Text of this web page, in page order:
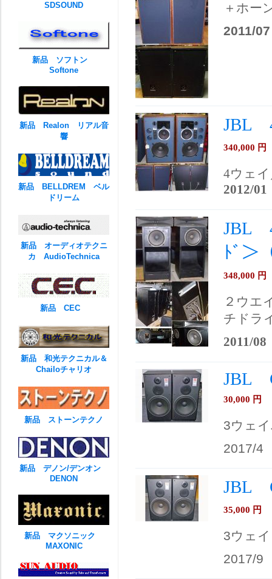
＋ホー
2011/07
JBL
340,000 円
4ウェ
2012/01
JBL
ﾄﾞ＞
348,000 円
２ウエ
チド
2011/08
JBL
30,000 円
3ウェ
2017/4
JBL
35,000 円
3ウェ
2017/9
SDSOUND
新品 ソフトン
Softone
新品 Realon リアル音
響
新品 BELLDREM ベル
ドリーム
新品 オーディオテクニ
カ AudioTechnica
新品 CEC
新品 和光テクニカル＆
Chailoチャリオ
新品 ストーンテクノ
新品 デノン/デンオン
DENON
新品 マクソニック
MAXONIC